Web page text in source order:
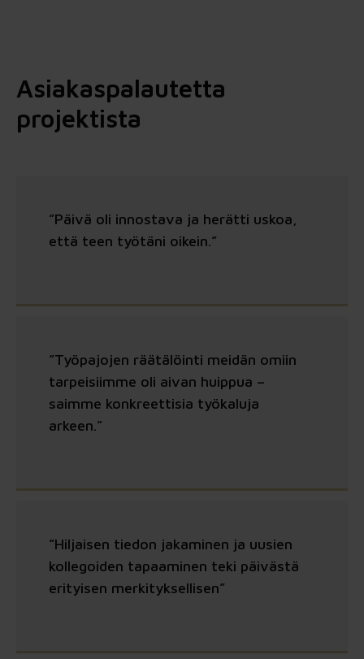
Asiakaspalautetta
projektista
”Päivä oli innostava ja herätti uskoa,
että teen työtäni oikein.”
”Työpajojen räätälöinti meidän omiin
tarpeisiimme oli aivan huippua –
saimme konkreettisia työkaluja
arkeen.”
”Hiljaisen tiedon jakaminen ja uusien
kollegoiden tapaaminen teki päivästä
erityisen merkityksellisen”